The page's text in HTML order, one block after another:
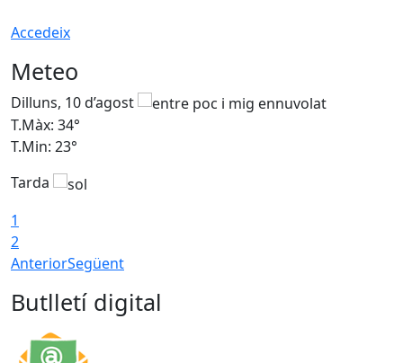
Accedeix
Meteo
Dilluns, 10 d’agost
T.Màx: 34°
T.Min: 23°
Tarda
1
2
AnteriorSegüent
Butlletí digital